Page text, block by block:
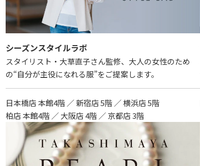
シーズンスタイルラボ
スタイリスト・大草直子さん監修、大人の女性のため
の“自分が主役になれる服”をご提案します。
日本橋店 本館4階 ／ 新宿店 5階 ／ 横浜店 5階
柏店 本館4階 ／ 大阪店 4階 ／ 京都店 3階